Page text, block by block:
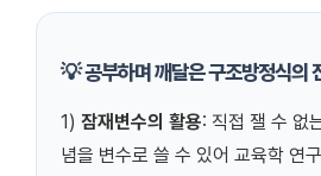
💡 공부하며 깨달은 구조방정식의
1) 잠재변수의 활용: 직접 잴 수 없
념을 변수로 쓸 수 있어 교육학 연